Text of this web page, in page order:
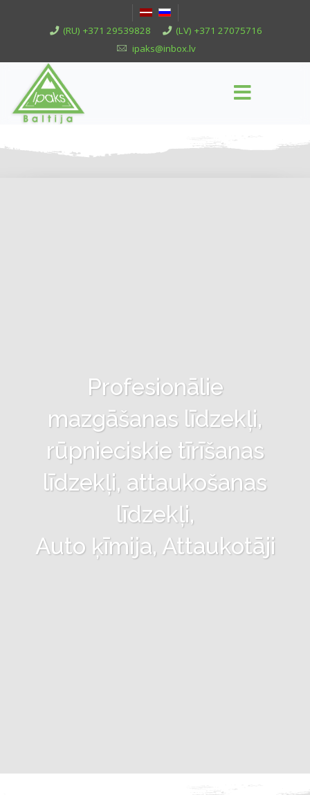
(RU) +371 29539828
(LV) +371 27075716
ipaks@inbox.lv
Profesionālie
mazgāšanas līdzekļi,
rūpnieciskie tīrīšanas
līdzekļi, attaukošanas
līdzekļi,
Auto ķīmija, Attaukotāji